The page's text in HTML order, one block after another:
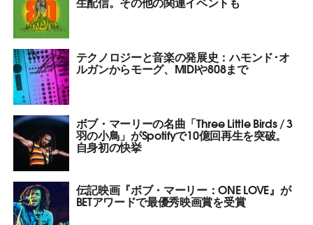
テクノロジーと音楽の発展史：ハモンド･オ
ルガンからモーグ、MIDIや808まで
ボブ・マーリーの名曲「Three Little Birds / 3
羽の小鳥」がSpotifyで10億回再生を突破。
自身初の快挙
伝記映画『ボブ・マーリー：ONE LOVE』が
BETアワードで最優秀映画賞を受賞